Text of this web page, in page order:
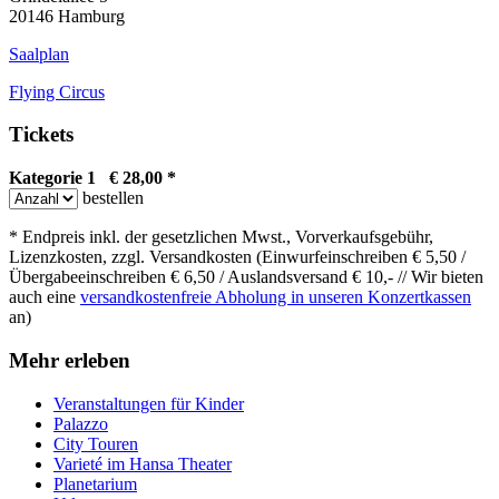
20146 Hamburg
Saalplan
Flying Circus
Tickets
Kategorie 1 € 28,00 *
bestellen
* Endpreis inkl. der gesetzlichen Mwst., Vorverkaufsgebühr,
Lizenzkosten, zzgl. Versandkosten (Einwurfeinschreiben € 5,50 /
Übergabeeinschreiben € 6,50 / Auslandsversand € 10,- // Wir bieten
auch eine versandkostenfreie Abholung in unseren Konzertkassen
an)
Mehr erleben
Veranstaltungen für Kinder
Palazzo
City Touren
Varieté im Hansa Theater
Planetarium